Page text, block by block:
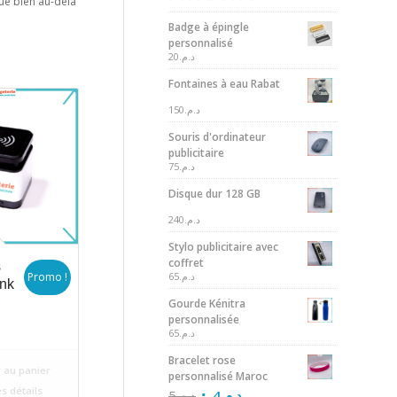
:
د.م.100.
Promo !
panier
détails
Badge à épingle
personnalisé
د.م. 20
Fontaines à eau Rabat
د.م. 150
Souris d'ordinateur
publicitaire
د.م. 75
Disque dur 128 GB
د.م. 240
Stylo publicitaire avec
coffret
د.م. 65
Gourde Kénitra
personnalisée
د.م. 65
Bracelet rose
personnalisé Maroc